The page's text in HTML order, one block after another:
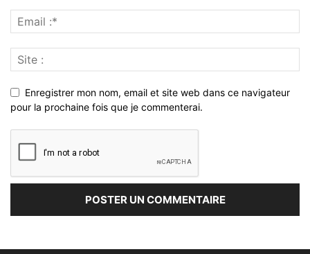
Enregistrer mon nom, email et site web dans ce navigateur
pour la prochaine fois que je commenterai.